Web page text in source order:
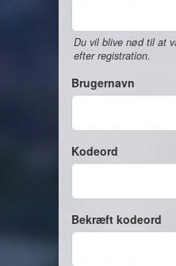
Du vil blive nød til at
efter registration.
Brugernavn
Kodeord
Bekræft kodeord